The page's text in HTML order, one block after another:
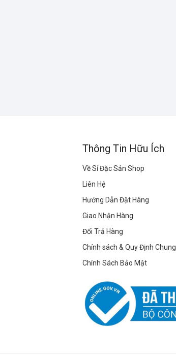
Thông Tin Hữu Ích
Về Sỉ Đặc Sản Shop
Liên Hệ
Hướng Dẫn Đặt Hàng
Giao Nhận Hàng
Đổi Trả Hàng
Chính sách & Quy Định Chung
Chính Sách Bảo Mật